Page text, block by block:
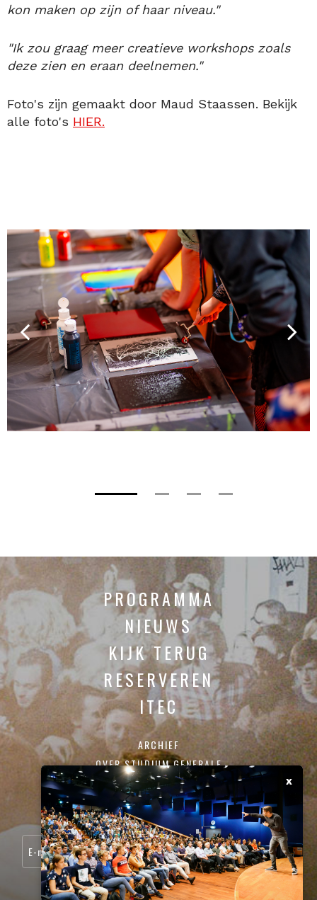
kon maken op zijn of haar niveau."
"Ik zou graag meer creatieve workshops zoals
deze zien en eraan deelnemen."
Foto's zijn gemaakt door Maud Staassen. Bekijk
alle foto's HIER.
PROGRAMMA
NIEUWS
KIJK TERUG
RESERVEREN
ITEC
ARCHIEF
OVER STUDIUM GENERALE
CONTACT
SCHRIJF JE IN VOOR ONZE NIEUWSBRIEF:
x